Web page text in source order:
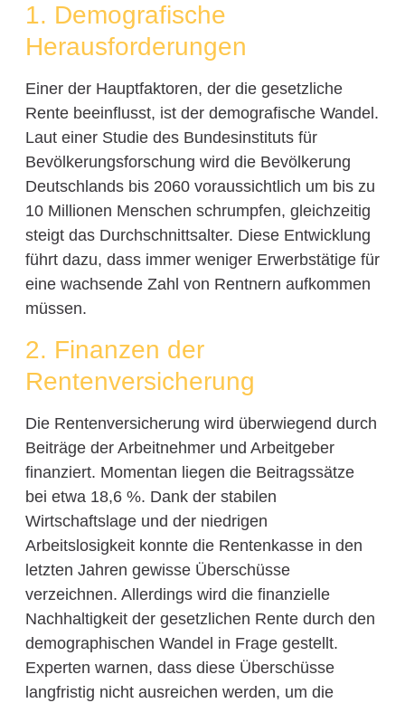
1. Demografische
Herausforderungen
Einer der Hauptfaktoren, der die gesetzliche
Rente beeinflusst, ist der demografische Wandel.
Laut einer Studie des Bundesinstituts für
Bevölkerungsforschung wird die Bevölkerung
Deutschlands bis 2060 voraussichtlich um bis zu
10 Millionen Menschen schrumpfen, gleichzeitig
steigt das Durchschnittsalter. Diese Entwicklung
führt dazu, dass immer weniger Erwerbstätige für
eine wachsende Zahl von Rentnern aufkommen
müssen.
2. Finanzen der
Rentenversicherung
Die Rentenversicherung wird überwiegend durch
Beiträge der Arbeitnehmer und Arbeitgeber
finanziert. Momentan liegen die Beitragssätze
bei etwa 18,6 %. Dank der stabilen
Wirtschaftslage und der niedrigen
Arbeitslosigkeit konnte die Rentenkasse in den
letzten Jahren gewisse Überschüsse
verzeichnen. Allerdings wird die finanzielle
Nachhaltigkeit der gesetzlichen Rente durch den
demographischen Wandel in Frage gestellt.
Experten warnen, dass diese Überschüsse
langfristig nicht ausreichen werden, um die